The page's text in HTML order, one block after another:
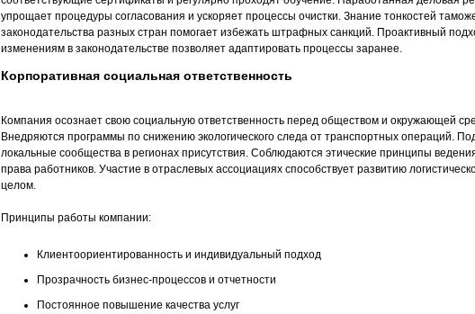
упрощает процедуры согласования и ускоряет процессы очистки. Знание тонкостей
законодательства разных стран помогает избежать штрафных санкций. Проактивный
изменениям в законодательстве позволяет адаптировать процессы заранее.
Корпоративная социальная ответственность
Компания осознает свою социальную ответственность перед обществом и окружающей
Внедряются программы по снижению экологического следа от транспортных операций.
локальные сообщества в регионах присутствия. Соблюдаются этические принципы
права работников. Участие в отраслевых ассоциациях способствует развитию
целом.
Принципы работы компании:
Клиентоориентированность и индивидуальный подход
Прозрачность бизнес-процессов и отчетности
Постоянное повышение качества услуг